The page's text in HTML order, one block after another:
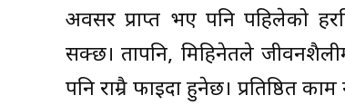
अवसर प्राप्त भए पनि पहिलेको
सक्छ। तापनि, मिहिनेतले
पनि राम्रै फाइदा हुनेछ। प्रतिष्ठित